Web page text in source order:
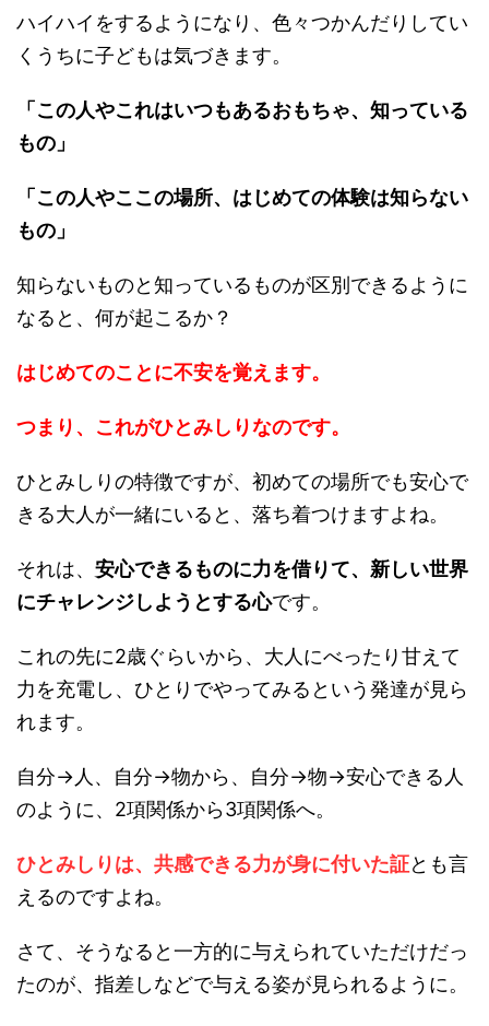
ハイハイをするようになり、色々つかんだりしてい
くうちに子どもは気づきます。
「この人やこれはいつもあるおもちゃ、知っている
もの」
「この人やここの場所、はじめての体験は知らない
もの」
知らないものと知っているものが区別できるように
なると、何が起こるか？
はじめてのことに不安を覚えます。
つまり、これがひとみしりなのです。
ひとみしりの特徴ですが、初めての場所でも安心で
きる大人が一緒にいると、落ち着つけますよね。
それは、 安心できるものに力を借りて、新しい世界
にチャレンジしようとする心です。
これの先に2歳ぐらいから、大人にべったり甘えて
力を充電し、ひとりでやってみるという発達が見ら
れます。
自分→人、自分→物から、自分→物→安心できる人
のように、2項関係から3項関係へ。
ひとみしりは、共感できる力が身に付いた証とも言
えるのですよね。
さて、そうなると一方的に与えられていただけだっ
たのが、指差しなどで与える姿が見られるように。